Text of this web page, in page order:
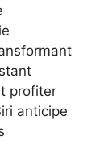
profiter
anticipe